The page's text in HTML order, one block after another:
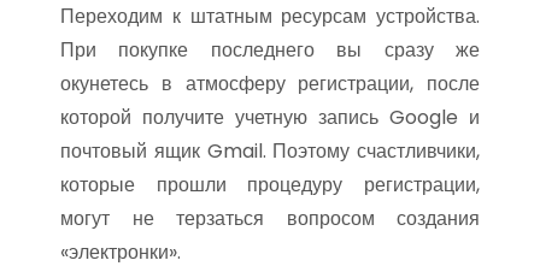
Переходим к штатным ресурсам устройства.
При покупке последнего вы сразу же
окунетесь в атмосферу регистрации, после
которой получите учетную запись Google и
почтовый ящик Gmail. Поэтому счастливчики,
которые прошли процедуру регистрации,
могут не терзаться вопросом создания
«электронки».